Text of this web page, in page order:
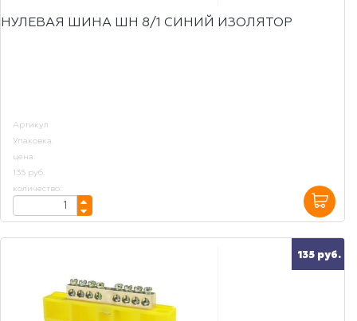
НУЛЕВАЯ ШИНА ШН 8/1 СИНИЙ ИЗОЛЯТОР
Артикул
Упаковка
цена:
135 руб.
количество:
135 руб.